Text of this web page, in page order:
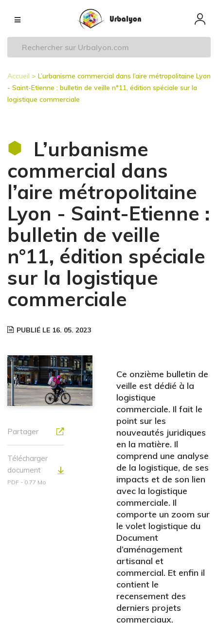
principal
Navigation
principale
Fil
d'Ariane
Accueil
L’urbanisme commercial dans l’aire métropolitaine Lyon
- Saint-Etienne : bulletin de veille n°11, édition spéciale sur la
logistique commerciale
L’urbanisme
commercial dans
l’aire métropolitaine
Lyon - Saint-Etienne :
bulletin de veille
n°11, édition spéciale
sur la logistique
commerciale
PUBLIÉ LE 16. 05. 2023
Partager
Télécharger
document
PDF - 0.77 Mo
Ce onzième bulletin de
veille est dédié à la
logistique
commerciale. Il fait le
point sur les
nouveautés juridiques
en la matière. Il
comprend une analyse
de la logistique, de ses
impacts et de son lien
avec la logistique
commerciale. Il
comporte un zoom sur
le volet logistique du
Document
d’aménagement
artisanal et
commercial. Et enfin il
contient le
recensement des
derniers projets
commerciaux.